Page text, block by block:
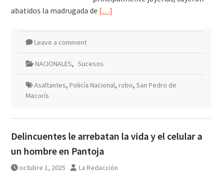
abatidos la madrugada de […]
Leave a comment
NACIONALES, Sucesos
Asaltantes, Policía Nacional, robo, San Pedro de
Macorís
Delincuentes le arrebatan la vida y el celular a
un hombre en Pantoja
octubre 1, 2025 La Redacción